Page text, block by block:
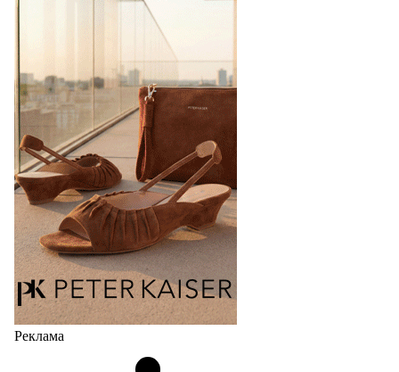
перевыпустил свой хит - кроссовки
Популярный силуэт бренда,1999 года выпуска,
соответствует сегодняшнему тренду на
сникерины (гибридный вариант балеток и
кроссовок обтекаемой формы и с тонкой подошвой).
Но в модели Miu Miu Bubble присутствует еще и…
05.08.2026 2405
Реклама